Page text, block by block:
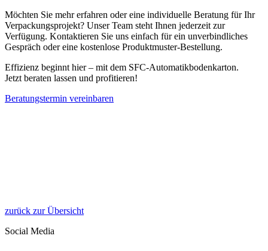
Möchten Sie mehr erfahren oder eine individuelle Beratung für Ihr
Verpackungsprojekt? Unser Team steht Ihnen jederzeit zur
Verfügung. Kontaktieren Sie uns einfach für ein unverbindliches
Gespräch oder eine kostenlose Produktmuster-Bestellung.
Effizienz beginnt hier – mit dem SFC-Automatikbodenkarton.
Jetzt beraten lassen und profitieren!
Beratungstermin vereinbaren
zurück zur Übersicht
Social Media